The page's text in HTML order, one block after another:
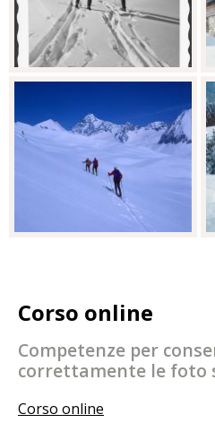
Corso online
Competenze per
correttamente le foto
Corso online